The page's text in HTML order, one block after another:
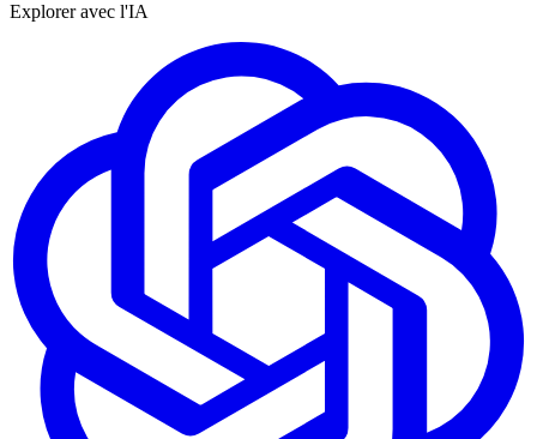
Explorer avec l'IA